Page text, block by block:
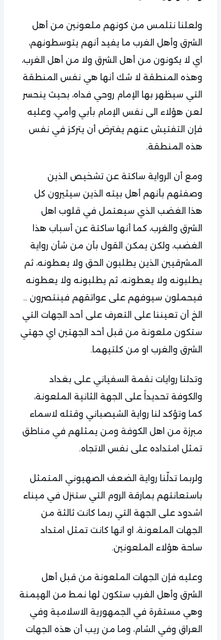
ولعلنا نتلمس من كونهم ملعونين من أهل
الشرق وأهل الغرب ما يفيد أنهم يتوسطونهم،
اي لا يكونون من أهل الشرق ولا من أهل الغرب،
وهذه المنطقة لا شك أنها هي نفس المنطقة
التي سيظهر بها الإمام روحي فداه، بحيث ينحسر
لعن هؤلاء الى نفس الإمام بأبي وأمي، وعليه
فإن التفتيش عنهم يفترض أن يتركز في نفس
هذه المنطقة.
ومع أن الرواية ساكتة عن تشخيص الذين
وصفتهم بأنهم أهل بيته الذين سيثيرون كل
هذا الغضب الذي سيعتمل في قلوب اهل
الشرق والغرب، كما أنها ساكتة عن أسباب هذا
الغضب، ولكن يمكن القول بأن من شأن رواية
المشرقيين الذين يطلبون الحق ولا يعطونه، ثم
يطلبونه ولا يعطونه، ثم يطلبونه ولا يعطونه
فيحملون سيوفهم على عواتقهم فينتصرون ..
الخ أن تعيننا على التعرف على أحد الجهات التي
ستكون ملعونة من قبل أحد الجهتين اي جهتي
الشرق والغرب او من كلتيهما.
وتدلنا روايات نقمة السفياني على بغداد
والكوفة تحديداً على الجهة الثانية الملعونة،
كما وتؤكد لنا رواية الشيصباني وقتله لاسماء
مبرزة من اهل الكوفة ومن يمثلهم في مناطق
تمثل امتداده على نفس الاتجاه.
ولربما تدلّنا رواية الضعف الصهيوني المتمثل
باستعانتهم بمارقة الروم التي ستنزل في ميناء
اشدود على الجهة التي ربما كانت ثالثة من
الجهات الملعونة، او انها كانت تمثل امتداد
ساحة هؤلاء الملعونين.
وعليه فإن الجهات الملعونة من قبل أهل
الشرق وأهل الغرب ستكون لها نمط من الهيمنة
وهي مستقرة في الجمهورية الاسلامية وفي
العراق وفي الشام، وما من ريب أن هذه الجهات